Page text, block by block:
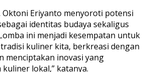
Oktoni Eriyanto menyoroti potensi
identitas budaya sekaligus
ini menjadi kesempatan untuk
kuliner kita, berkreasi dengan
menciptakan inovasi yang
lokal,” katanya.